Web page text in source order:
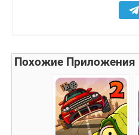
Похожие Приложения